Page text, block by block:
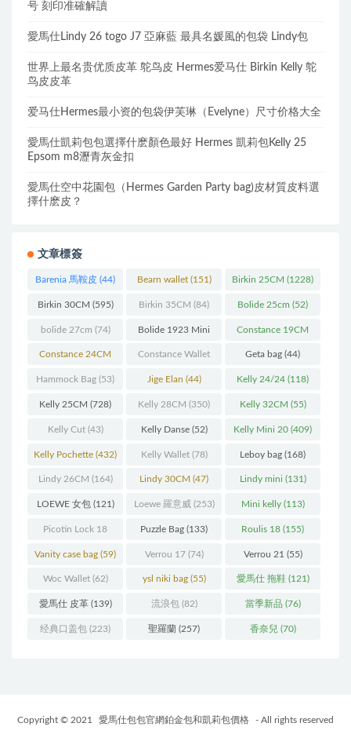
号 刻印准確解讀
愛馬仕Lindy 26 togo J7 亞麻藍 最具名媛風的包袋 Lindy包
世界上最名贵优质皮革 鸵鸟皮 Hermes爱马仕 Birkin Kelly 鸵
鸟皮皮革
爱马仕Hermes最小资的包袋伊芙琳（Evelyne）尺寸价格大全
愛馬仕凱莉包包選擇什麽顏色最好 Hermes 凱莉包Kelly 25
Epsom m8瀝青灰金扣
愛馬仕空中花園包（Hermes Garden Party bag)皮材質皮料選
擇什麽皮？
文章標簽
Barenia 馬鞍皮 (44) Bearn wallet(151) Birkin 25CM (1228)
Birkin 30CM (595) Birkin 35CM (84) Bolide 25cm (52)
bolide 27cm (74) Bolide 1923 Mini
(93)
Constance 19CM
(571)
Constance 24CM
(216)
Constance Wallet
(60)
Geta bag (44)
Hammock Bag (53) Jige Elan (44) Kelly 24/24 (118)
Kelly 25CM (728) Kelly 28CM (350) Kelly 32CM (55)
Kelly Cut(43) Kelly Danse(52) Kelly Mini 20 (409)
Kelly Pochette (432) Kelly Wallet(78) Leboy bag (168)
Lindy 26CM (164) Lindy 30CM (47) Lindy mini (131)
LOEWE 女包(121) Loewe 羅意威(253) Mini kelly(113)
Picotin Lock 18
(202)
Puzzle Bag (133) Roulis 18 (155)
Vanity case bag (59) Verrou 17(74) Verrou 21 (55)
Woc Wallet(62) ysl niki bag(55) 愛馬仕 拖鞋(121)
愛馬仕 皮革(139) 流浪包(82) 當季新品 (76)
经典口盖包 (223) 聖羅蘭 (257) 香奈兒 (70)
Copyright © 2021 愛馬仕包包官網鉑金包和凱莉包價格
- All rights reserved